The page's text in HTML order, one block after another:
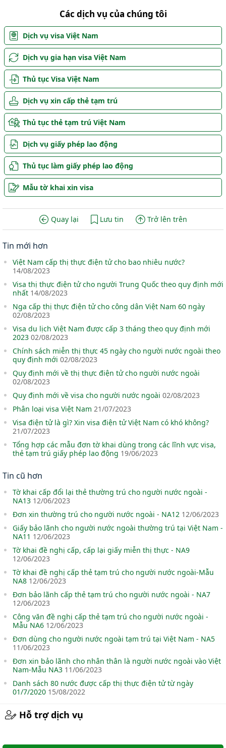
Các dịch vụ của chúng tôi
Dịch vụ visa Việt Nam
Dịch vụ gia hạn visa Việt Nam
Thủ tục Visa Việt Nam
Dịch vụ xin cấp thẻ tạm trú
Thủ tục thẻ tạm trú Việt Nam
Dịch vụ giấy phép lao động
Thủ tục làm giấy phép lao động
Mẫu tờ khai xin visa
Quay lại Lưu tin Trở lên trên
Tin mới hơn
Việt Nam cấp thị thực điện tử cho bao nhiêu nước?
14/08/2023
Visa thị thực điện tử cho người Trung Quốc theo quy định mới
nhất 14/08/2023
Nga cấp thị thực điện tử cho công dân Việt Nam 60 ngày
02/08/2023
Visa du lịch Việt Nam được cấp 3 tháng theo quy định mới
2023 02/08/2023
Chính sách miễn thị thực 45 ngày cho người nước ngoài theo
quy định mới 02/08/2023
Quy định mới về thị thực điện tử cho người nước ngoài
02/08/2023
Quy định mới về visa cho người nước ngoài 02/08/2023
Phân loại visa Việt Nam 21/07/2023
Visa điện tử là gì? Xin visa điện tử Việt Nam có khó không?
21/07/2023
Tổng hợp các mẫu đơn tờ khai dùng trong các lĩnh vực visa,
thẻ tạm trú giấy phép lao động 19/06/2023
Tin cũ hơn
Tờ khai cấp đổi lại thẻ thường trú cho người nước ngoài -
NA13 12/06/2023
Đơn xin thường trú cho người nước ngoài - NA12 12/06/2023
Giấy bảo lãnh cho người nước ngoài thường trú tại Việt Nam -
NA11 12/06/2023
Tờ khai đề nghị cấp, cấp lại giấy miễn thị thực - NA9
12/06/2023
Tờ khai đề nghị cấp thẻ tạm trú cho người nước ngoài-Mẫu
NA8 12/06/2023
Đơn bảo lãnh cấp thẻ tạm trú cho người nước ngoài - NA7
12/06/2023
Công văn đề nghị cấp thẻ tạm trú cho người nước ngoài -
Mẫu NA6 12/06/2023
Đơn dùng cho người nước ngoài tạm trú tại Việt Nam - NA5
11/06/2023
Đơn xin bảo lãnh cho nhân thân là người nước ngoài vào Việt
Nam-Mẫu NA3 11/06/2023
Danh sách 80 nước được cấp thị thực điện tử từ ngày
01/7/2020 15/08/2022
Hỗ trợ dịch vụ